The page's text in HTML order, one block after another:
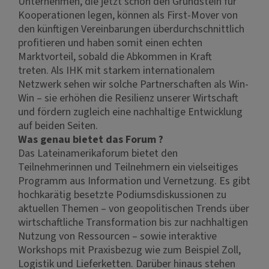
Kooperationen legen, können als First-Mover von
den künftigen Vereinbarungen überdurchschnittlich
profitieren und haben somit einen echten
Marktvorteil, sobald die Abkommen in Kraft
treten. Als IHK mit starkem internationalem
Netzwerk sehen wir solche Partnerschaften als Win-
Win – sie erhöhen die Resilienz unserer Wirtschaft
und fördern zugleich eine nachhaltige Entwicklung
auf beiden Seiten.
Was genau bietet das Forum ?
Das Lateinamerikaforum bietet den
Teilnehmerinnen und Teilnehmern ein vielseitiges
Programm aus Information und Vernetzung. Es gibt
hochkarätig besetzte Podiumsdiskussionen zu
aktuellen Themen – von geopolitischen Trends über
wirtschaftliche Transformation bis zur nachhaltigen
Nutzung von Ressourcen – sowie interaktive
Workshops mit Praxisbezug wie zum Beispiel Zoll,
Logistik und Lieferketten. Darüber hinaus stehen